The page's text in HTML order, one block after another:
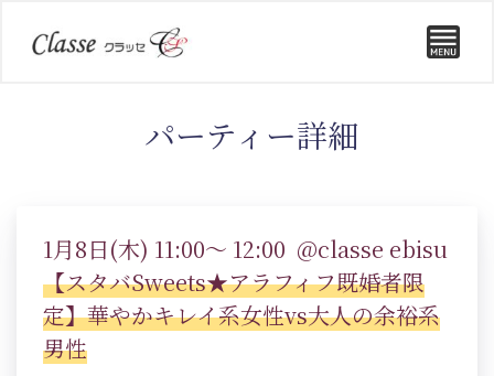
パーティー詳細
1月8日(木) 11:00～ 12:00 @classe ebisu
【スタバSweets★アラフィフ既婚者限
定】華やかキレイ系女性vs大人の余裕系
男性